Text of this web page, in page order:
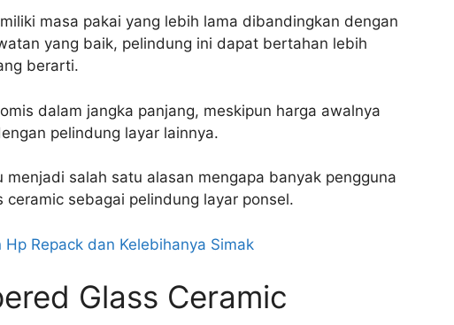
masa pakai yang lebih lama dibandingkan dengan
yang baik, pelindung ini dapat bertahan lebih
berarti.
dalam jangka panjang, meskipun harga awalnya
pelindung layar lainnya.
salah satu alasan mengapa banyak pengguna
sebagai pelindung layar ponsel.
Hp Repack dan Kelebihanya Simak
Glass Ceramic